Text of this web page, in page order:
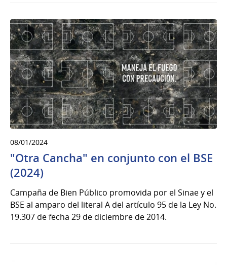
08/01/2024
"Otra Cancha" en conjunto con el BSE
(2024)
Campaña de Bien Público promovida por el Sinae y el
BSE al amparo del literal A del artículo 95 de la Ley No.
19.307 de fecha 29 de diciembre de 2014.